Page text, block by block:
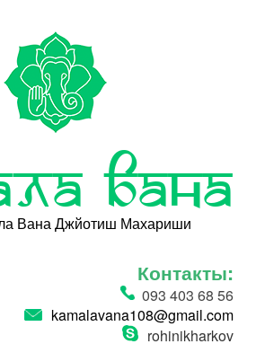
Вана
Вана Джйотиш Махариши
Контакты:
093 403 68 56
kamalavana108@gmail.com
rohinikharkov